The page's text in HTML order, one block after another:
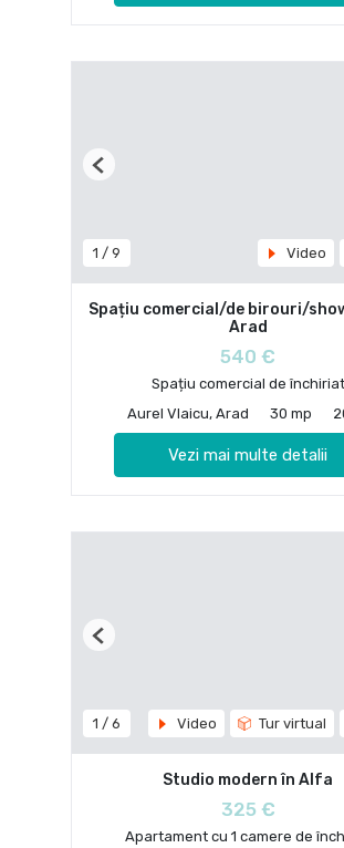
1 / 9 Video
Previous
Spațiu comercial/de birouri/
Arad
540 €
Spațiu comercial de închiriat
Aurel Vlaicu, Arad
30 mp
Vezi mai multe detalii
1 / 6 Video Tur virtual
Previous
Studio modern în Alfa
325 €
Apartament cu 1 camere de